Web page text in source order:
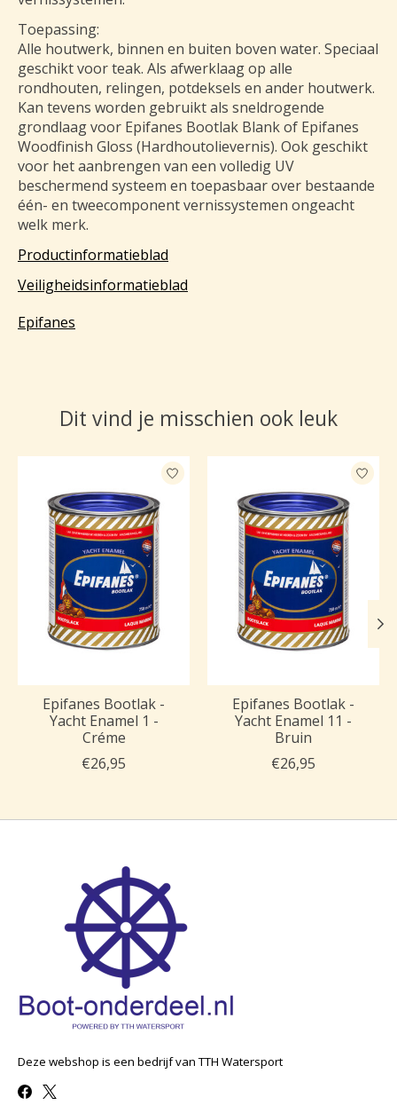
Toepassing:
Alle houtwerk, binnen en buiten boven water. Speciaal
geschikt voor teak. Als afwerklaag op alle
rondhouten, relingen, potdeksels en ander houtwerk.
Kan tevens worden gebruikt als sneldrogende
grondlaag voor Epifanes Bootlak Blank of Epifanes
Woodfinish Gloss (Hardhoutolievernis). Ook geschikt
voor het aanbrengen van een volledig UV
beschermend systeem en toepasbaar over bestaande
één- en tweecomponent vernissystemen ongeacht
welk merk.
Productinformatieblad
Veiligheidsinformatieblad
Epifanes
Dit vind je misschien ook leuk
Items van productcarrousel
Epifanes Bootlak -
Yacht Enamel 1 -
Créme
€26,95
Epifanes Bootlak -
Yacht Enamel 11 -
Bruin
€26,95
Deze webshop is een bedrijf van TTH Watersport